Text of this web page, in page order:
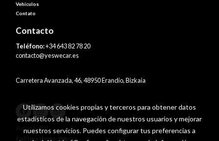
Vehículos
Contato
Contacto
Teléfono:+34 643 82 78 20
contacto@yeswecar.es
Carretera Avanzada, 46, 48950 Erandio, Bizkaia
Aviso legal
Política de cookies
Utilizamos cookies propias y terceros para obtener datos
estadísticos de la navegación de nuestros usuarios y mejorar
nuestros servicios. Puedes configurar tus preferencias a